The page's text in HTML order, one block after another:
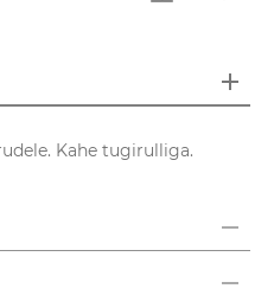
Kahe tugirulliga.